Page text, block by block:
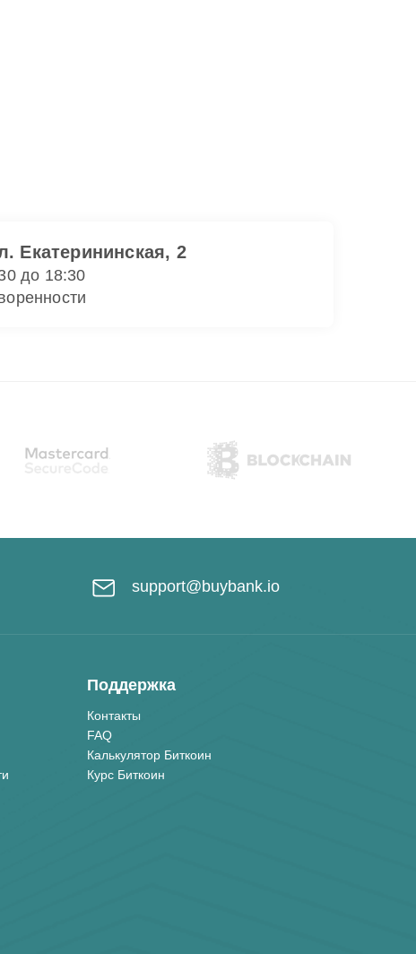
Екатерининская, 2
до 18:30
support@buybank.io
Поддержка
Контакты
FAQ
Калькулятор Биткоин
Курс Биткоин